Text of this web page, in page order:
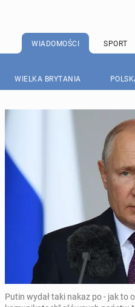
WIADOMOŚCI SPORT
WIELKA BRYTANIA
Putin wydał taki nakaz po - jak to